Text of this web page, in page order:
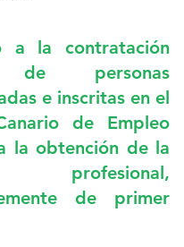
a la contratación
de personas
e inscritas en el
de Empleo
la obtención de la
profesional,
de primer